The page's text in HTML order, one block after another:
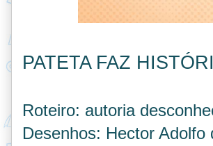
PATETA FAZ
Roteiro: autoria
Desenhos: Hector Adolfo